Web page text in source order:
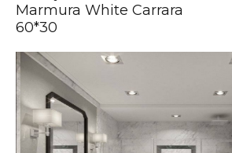
Marmura White Carrara
60*30